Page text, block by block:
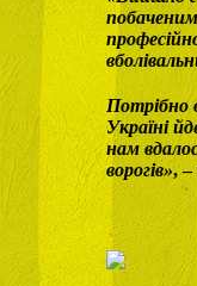
Потрібно
Україні
нам
ворогів», –